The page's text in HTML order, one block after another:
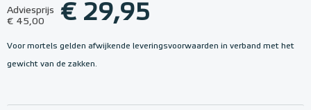
Adviesprijs
€ 45,00
€ 29,95
Voor mortels gelden afwijkende leveringsvoorwaarden in verband met het
gewicht van de zakken.